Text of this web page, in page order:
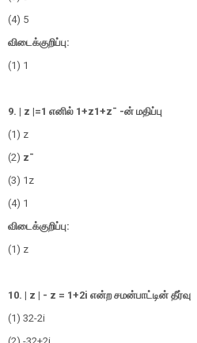
(4) 5
விடைக்குறிப்பு:
(1) 1
9. | z |=1 எனில் 1+z1+z¯ -ன் மதிப்பு
(1) z
(2) z¯
(3) 1 z
(4) 1
விடைக்குறிப்பு:
(1) z
10. | z | - z = 1+2i என்ற சமன்பாட்டின் தீர்வு
(1) 32-2i